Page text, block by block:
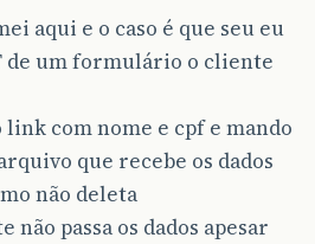
aqui e o caso é que seu eu
de um formulário o cliente
com nome e cpf e mando
que recebe os dados
não deleta
não passa os dados apesar